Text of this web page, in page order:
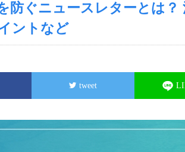
防ぐニュースレターとは？
ントなど
tweet